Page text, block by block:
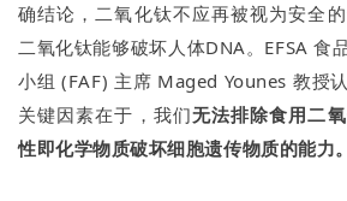
确结论，二氧化钛不应再被视为安全
二氧化钛能够破坏人体DNA。EFSA 食
小组 (FAF) 主席 Maged Younes 教授
关键因素在于，我们无法排除食用二
性即化学物质破坏细胞遗传物质的能力。